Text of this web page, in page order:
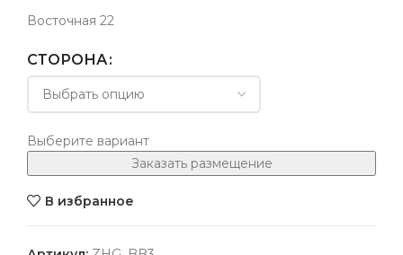
Восточная 22
СТОРОНА
Выберите вариант
Заказать размещение
В избранное